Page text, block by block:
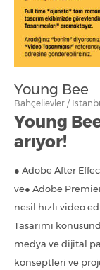
Young Bee
Bahçelievler /
Young
arıyor!
● Adobe After
ve● Adobe
nesil hızlı video
Tasarımı
medya ve dijital
konseptleri ve